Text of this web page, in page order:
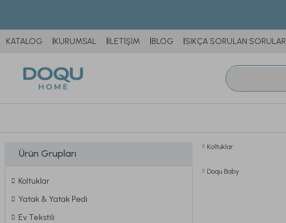
KATALOG KURUMSAL İLETİŞİM BLOG SIKÇA SORULAN SORULAR
Ürün Grupları
Koltuklar
Yatak & Yatak Pedi
Ev Tekstili
Koltuklar
Doqu Baby